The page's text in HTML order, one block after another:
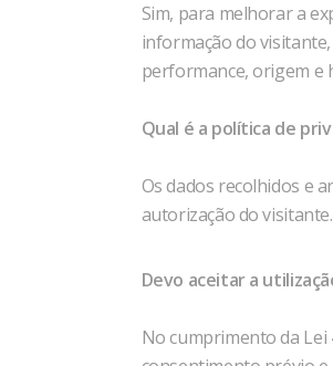
Sim, para melhorar a
informação do
performance, origem e
Qual é a política de
Os dados recolhidos e
autorização do
Devo aceitar a
No cumprimento da Lei